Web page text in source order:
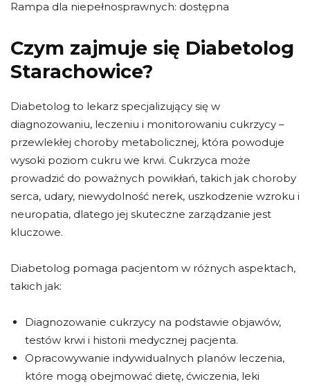
Rampa dla niepełnosprawnych: dostępna
Czym zajmuje się Diabetolog
Starachowice?
Diabetolog to lekarz specjalizujący się w
diagnozowaniu, leczeniu i monitorowaniu cukrzycy –
przewlekłej choroby metabolicznej, która powoduje
wysoki poziom cukru we krwi. Cukrzyca może
prowadzić do poważnych powikłań, takich jak choroby
serca, udary, niewydolność nerek, uszkodzenie wzroku i
neuropatia, dlatego jej skuteczne zarządzanie jest
kluczowe.
Diabetolog pomaga pacjentom w różnych aspektach,
takich jak:
Diagnozowanie cukrzycy na podstawie objawów,
testów krwi i historii medycznej pacjenta.
Opracowywanie indywidualnych planów leczenia,
które mogą obejmować dietę, ćwiczenia, leki